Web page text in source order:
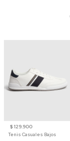
$ 129.900
Tenis Casuales Bajos